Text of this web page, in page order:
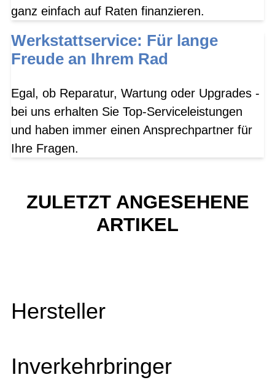
ganz einfach auf Raten finanzieren.
Werkstattservice: Für lange
Freude an Ihrem Rad
Egal, ob Reparatur, Wartung oder Upgrades -
bei uns erhalten Sie Top-Serviceleistungen
und haben immer einen Ansprechpartner für
Ihre Fragen.
ZULETZT ANGESEHENE
ARTIKEL
Hersteller
Inverkehrbringer